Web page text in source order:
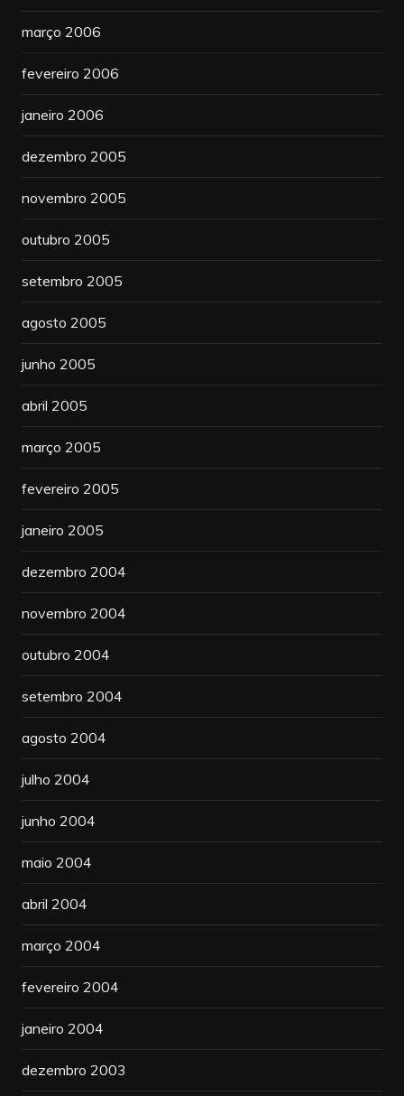
março 2006
fevereiro 2006
janeiro 2006
dezembro 2005
novembro 2005
outubro 2005
setembro 2005
agosto 2005
junho 2005
abril 2005
março 2005
fevereiro 2005
janeiro 2005
dezembro 2004
novembro 2004
outubro 2004
setembro 2004
agosto 2004
julho 2004
junho 2004
maio 2004
abril 2004
março 2004
fevereiro 2004
janeiro 2004
dezembro 2003